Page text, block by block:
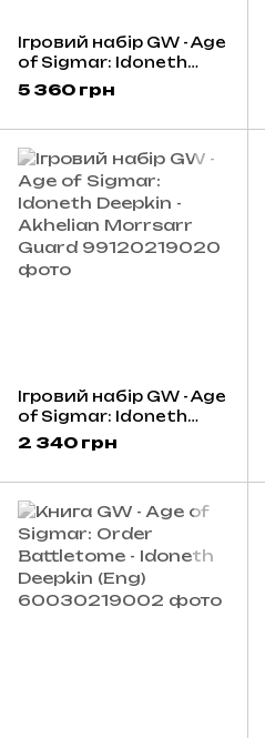
Ігровий набір GW - Age
of Sigmar: Idoneth
Deepkin - Akhelian
Leviadon
5 360 грн
Ігровий набір GW - Age
of Sigmar: Idoneth
Deepkin - Akhelian
Morrsarr Guard
2 340 грн